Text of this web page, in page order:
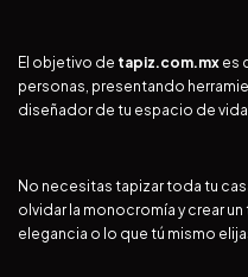
El objetivo de tapiz.com.mx es
personas, presentando
diseñador de tu espacio de
No necesitas tapizar toda tu
olvidar la monocromía y crear
elegancia o lo que tú mismo